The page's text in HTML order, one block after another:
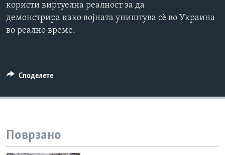
користи виртуелна реалност за да
демонстрира како војната уништува сè во Украина
во реално време.
Споделете
Поврзано